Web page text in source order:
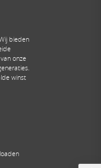
bieden
onze
winst